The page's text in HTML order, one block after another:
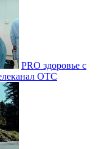
PRO здоровье с
ОТС